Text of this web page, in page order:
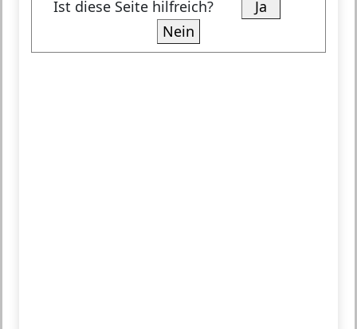
Ist diese Seite hilfreich?
Ja
Nein